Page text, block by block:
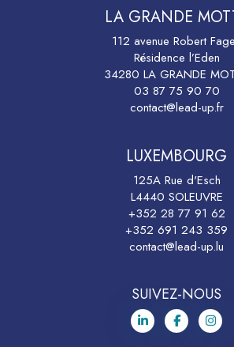
LA GRANDE
112 avenue Robert
Résidence l’Eden
34280 LA GRANDE
03 87 75 90 70
contact@lead-up.fr
LUXEMBOURG
125A Rue d'Esch
L4440 SOLEUVRE
+352 28 77 91 62
+352 691 243 359
contact@lead-up.lu
SUIVEZ-NOUS